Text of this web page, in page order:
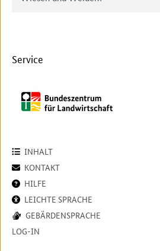
Service
INHALT
KONTAKT
HILFE
LEICHTE SPRACHE
GEBÄRDENSPRACHE
LOG-IN